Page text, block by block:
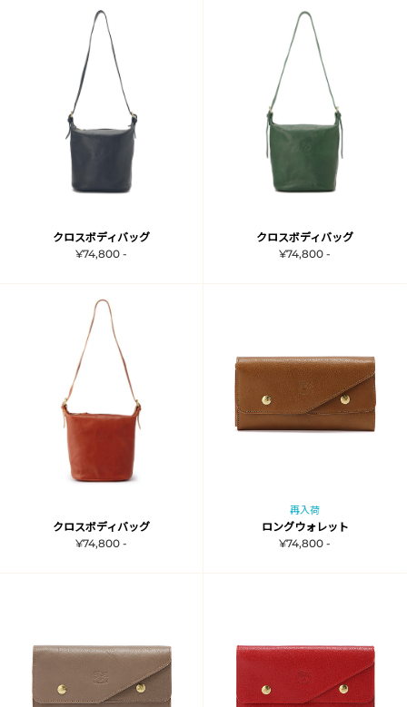
クロスボディバッグ
¥74,800 -
クロスボディバッグ
¥74,800 -
クロスボディバッグ
¥74,800 -
再入荷
ロングウォレット
¥74,800 -